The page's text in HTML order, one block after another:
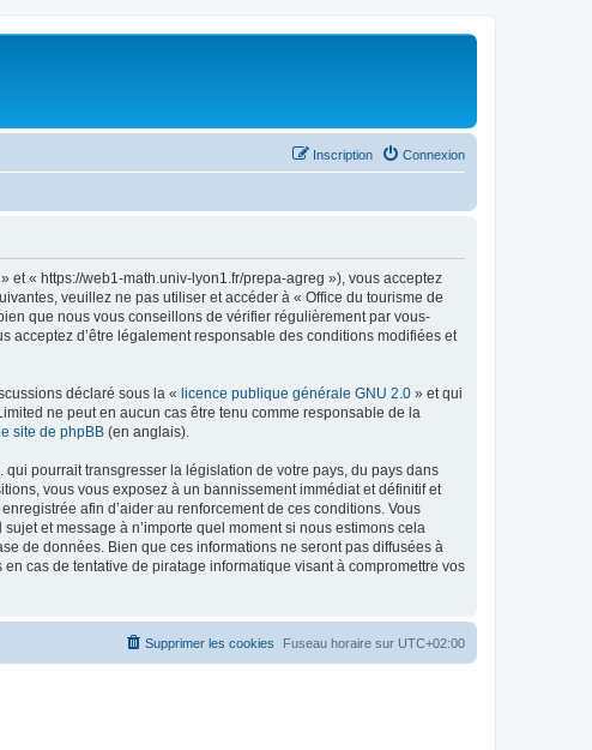
Connexion
Inscription
et « https://web1-math.univ-lyon1.fr/prepa-agreg »), vous acceptez
veuillez ne pas utiliser et accéder à « Office du tourisme de
que nous vous conseillons de vérifier régulièrement par vous-
acceptez d’être légalement responsable des conditions modifiées et
déclaré sous la « licence publique générale GNU 2.0 » et qui
ne peut en aucun cas être tenu comme responsable de la
site de phpBB (en anglais).
pourrait transgresser la législation de votre pays, du pays dans
vous vous exposez à un bannissement immédiat et définitif et
afin d’aider au renforcement de ces conditions. Vous
et message à n’importe quel moment si nous estimons cela
de données. Bien que ces informations ne seront pas diffusées à
cas de tentative de piratage informatique visant à compromettre vos
Fuseau horaire sur UTC+02:00
Supprimer les cookies